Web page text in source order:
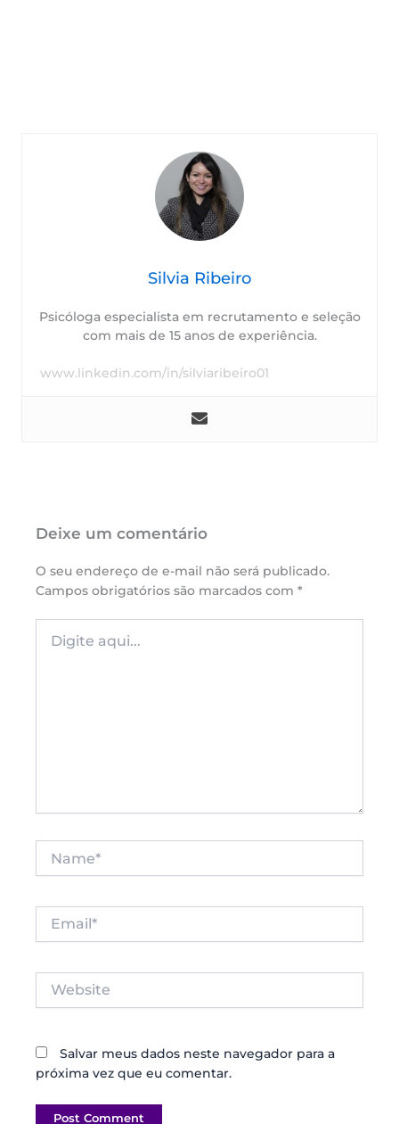
Silvia Ribeiro
Psicóloga especialista em recrutamento e seleção
com mais de 15 anos de experiência.
www.linkedin.com/in/silviaribeiro01
Deixe um comentário
O seu endereço de e-mail não será publicado.
Campos obrigatórios são marcados com*
aqui...
Website
Salvar meus dados neste navegador para a
próxima vez que eu comentar.